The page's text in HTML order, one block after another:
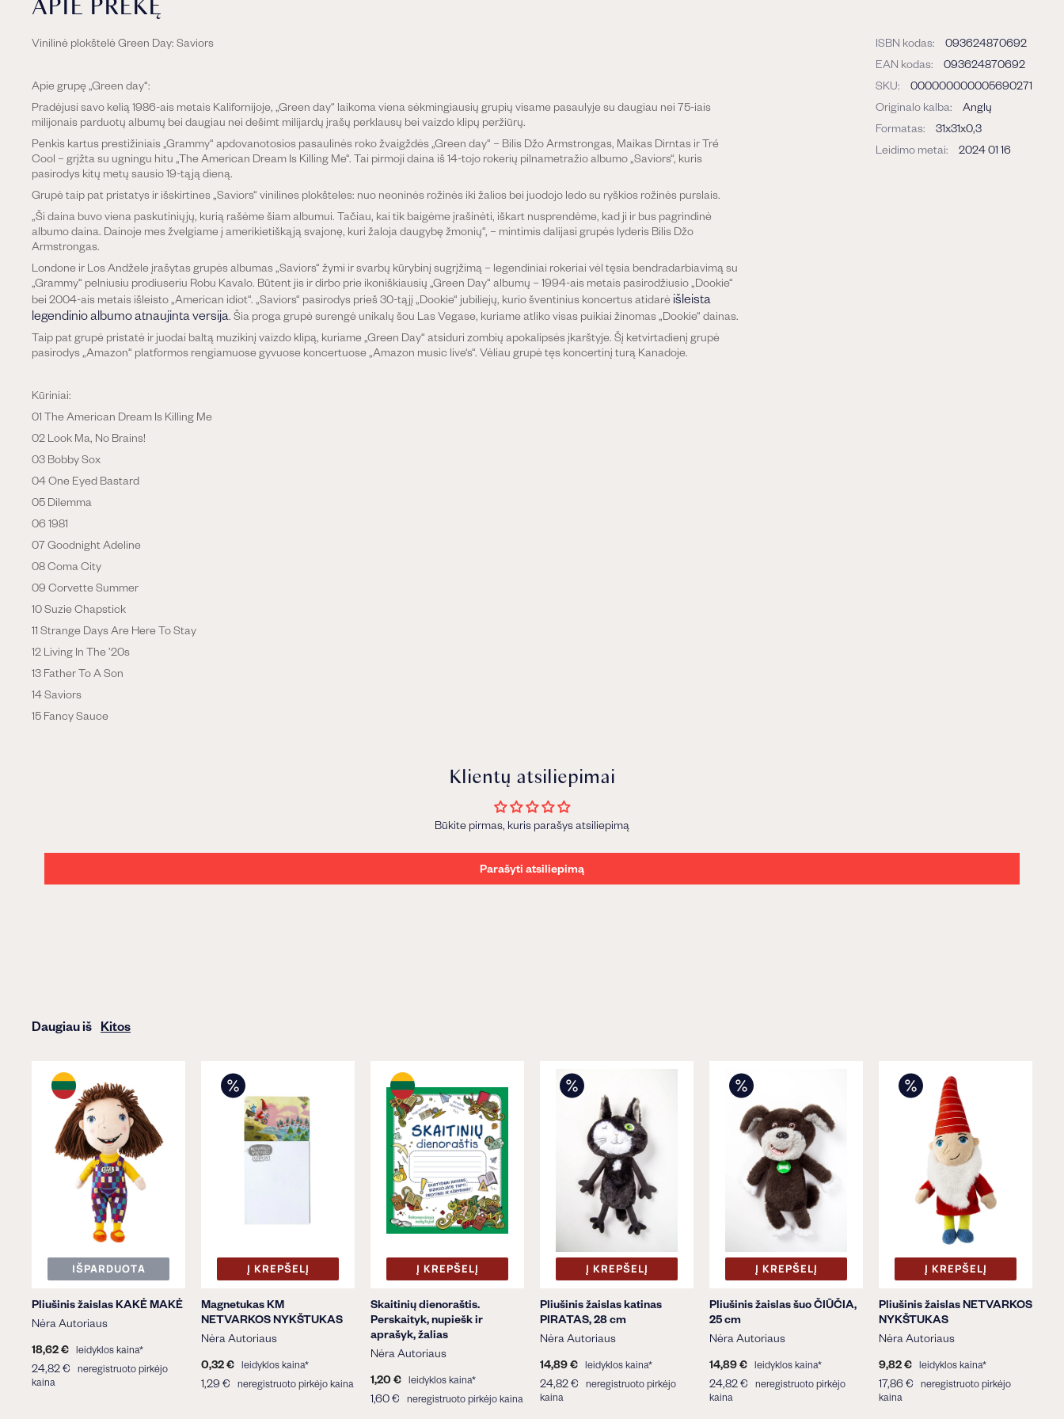
Vinilinė plokštelė Green Day: Saviors
Apie grupę „Green day“:
Pradėjusi savo kelią 1986-ais metais Kalifornijoje, „Green day“ laikoma viena sėkmingiausių grupių visame pasaulyje su daugiau nei 75-iais
milijonais parduotų albumų bei daugiau nei dešimt milijardų įrašų perklausų bei vaizdo klipų peržiūrų.
Penkis kartus prestižiniais „Grammy“ apdovanotosios pasaulinės roko žvaigždės„Green day“ – Bilis Džo Armstrongas, Maikas Dirntas irTré
Cool – grįžta su ugningu hitu „The American Dream Is Killing Me“. Tai pirmoji daina iš 14-tojo rokerių pilnametražio albumo „Saviors“, kuris
pasirodys kitų metų sausio 19-tąją dieną.
Grupė taip pat pristatys ir išskirtines „Saviors“ vinilines plokšteles: nuo neoninės rožinės iki žalios bei juodojo ledo su ryškios rožinės purslais.
„Ši daina buvo viena paskutiniųjų, kurią rašėme šiam albumui. Tačiau, kai tik baigėme įrašinėti, iškart nusprendėme, kad ji ir bus pagrindinė
albumo daina. Dainoje mes žvelgiame į amerikietiškąją svajonę, kuri žaloja daugybę žmonių“, – mintimis dalijasi grupės lyderis Bilis Džo
Armstrongas.
Londone ir Los Andžele įrašytas grupės albumas „Saviors“ žymi ir svarbų kūrybinį sugrįžimą – legendiniai rokeriai vėl tęsia bendradarbiavimą su
„Grammy“ pelniusiu prodiuseriu Robu Kavalo. Būtent jis ir dirbo prie ikoniškiausių „Green Day“ albumų – 1994-ais metais pasirodžiusio „Dookie“
bei 2004-ais metais išleisto „American idiot“. „Saviors“ pasirodys prieš 30-tąjį „Dookie“ jubiliejų, kurio šventinius koncertus atidarė išleista
legendinio albumo atnaujinta versija. Šia proga grupė surengė unikalų šou Las Vegase, kuriame atliko visas puikiai žinomas „Dookie“ dainas.
Taip pat grupė pristatė ir juodai baltą muzikinį vaizdo klipą, kuriame „Green Day“ atsiduri zombių apokalipsės įkarštyje. Šį ketvirtadienį grupė
pasirodys „Amazon“ platformos rengiamuose gyvuose koncertuose „Amazon music live‘s“. Vėliau grupė tęs koncertinį turą Kanadoje.
Kūriniai:
01 The American Dream Is Killing Me
02 Look Ma, No Brains!
03 Bobby Sox
04 One Eyed Bastard
05 Dilemma
06 1981
07 Goodnight Adeline
08 Coma City
09 Corvette Summer
10 Suzie Chapstick
11 Strange Days Are Here To Stay
12 Living In The ’20s
13 Father To A Son
14 Saviors
15 Fancy Sauce
ISBN kodas:
093624870692
EAN kodas:
093624870692
SKU:
000000000005690271
Originalo kalba:
Anglų
Formatas:
31x31x0,3
Leidimo metai:
2024 01 16
Klientų atsiliepimai
Būkite pirmas, kuris parašys atsiliepimą
Parašyti atsiliepimą
Daugiau iš Kitos
IŠPARDUOTA
Pliušinis žaislas KAKĖ MAKĖ
Nėra Autoriaus
18,62 €
8
leidyklos kaina*
24,82 € 2neregistruoto pirkėjo
kaina
Į KREPŠELĮ
Magnetukas KM
NETVARKOS NYKŠTUKAS
Nėra Autoriaus
0,32 € 0
,
leidyklos kaina*
1,29 € neregistruoto pirkėjo kaina
Į KREPŠELĮ
Skaitinių dienoraštis.
Perskaityk, nupiešk ir
aprašyk, žalias
Nėra Autoriaus
1,20 € leidyklos kaina*
1,60 € neregistruoto pirkėjo kaina
Į KREPŠELĮ
Pliušinis žaislas katinas
PIRATAS, 28 cm
Nėra Autoriaus
14,89 €
4
leidyklos kaina*
24,82 € 2neregistruoto pirkėjo
kaina
Į KREPŠELĮ
Pliušinis žaislas šuo ČIŪČIA,
25 cm
Nėra Autoriaus
14,89 €
4
leidyklos kaina*
24,82 € 2neregistruoto pirkėjo
kaina
Į KREPŠELĮ
Pliušinis žaislas NETVARKOS
NYKŠTUKAS
Nėra Autoriaus
9,82 € 9leidyklos kaina*
17,86 €
neregistruoto pirkėjo
kaina